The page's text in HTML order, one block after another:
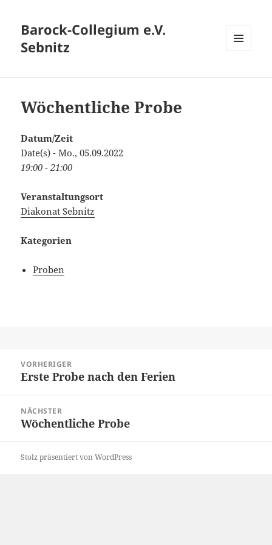
Barock-Collegium e.V.
Sebnitz
Wöchentliche Probe
Datum/Zeit
Date(s) - Mo., 05.09.2022
19:00 - 21:00
Veranstaltungsort
Diakonat Sebnitz
Kategorien
Proben
VORHERIGER
Vorheriger
Erste Probe nach den Ferien
NÄCHSTER
Nächster
Wöchentliche Probe
Stolz präsentiert von WordPress